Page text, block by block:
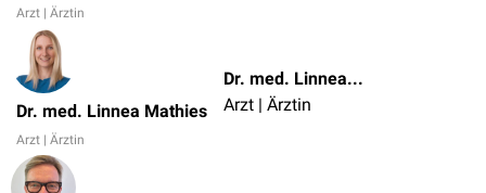
Arzt | Ärztin
Dr. med. Linnea Mathies
Arzt | Ärztin
Dr. med. Linnea Mathies
Arzt | Ärztin